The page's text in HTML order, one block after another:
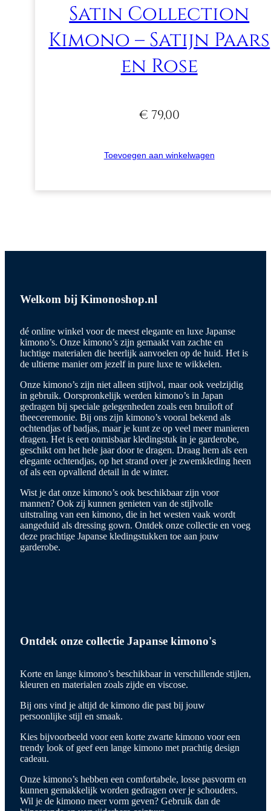
Satin Collection
Kimono – Satijn Paars
en Rose
€ 79,00
Toevoegen aan winkelwagen
Welkom bij Kimonoshop.nl
dé online winkel voor de meest elegante en luxe Japanse
kimono’s. Onze kimono’s zijn gemaakt van zachte en
luchtige materialen die heerlijk aanvoelen op de huid. Het is
de ultieme manier om jezelf in pure luxe te wikkelen.
Onze kimono’s zijn niet alleen stijlvol, maar ook veelzijdig
in gebruik. Oorspronkelijk werden kimono’s in Japan
gedragen bij speciale gelegenheden zoals een bruiloft of
theeceremonie. Bij ons zijn kimono’s vooral bekend als
ochtendjas of badjas, maar je kunt ze op veel meer manieren
dragen. Het is een onmisbaar kledingstuk in je garderobe,
geschikt om het hele jaar door te dragen. Draag hem als een
elegante ochtendjas, op het strand over je zwemkleding heen
of als een opvallend detail in de winter.
Wist je dat onze kimono’s ook beschikbaar zijn voor
mannen? Ook zij kunnen genieten van de stijlvolle
uitstraling van een kimono, die in het westen vaak wordt
aangeduid als dressing gown. Ontdek onze collectie en voeg
deze prachtige Japanse kledingstukken toe aan jouw
garderobe.
Ontdek onze collectie Japanse kimono's
Korte en lange kimono’s beschikbaar in verschillende stijlen,
kleuren en materialen zoals zijde en viscose.
Bij ons vind je altijd de kimono die past bij jouw
persoonlijke stijl en smaak.
Kies bijvoorbeeld voor een korte zwarte kimono voor een
trendy look of geef een lange kimono met prachtig design
cadeau.
Onze kimono’s hebben een comfortabele, losse pasvorm en
kunnen gemakkelijk worden gedragen over je schouders.
Wil je de kimono meer vorm geven? Gebruik dan de